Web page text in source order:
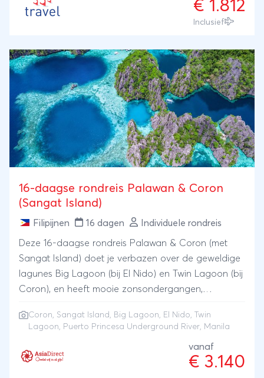
€ 1.812
Inclusief
16-daagse rondreis Palawan & Coron
(Sangat Island)
Filipijnen 16 dagen Individuele rondreis
Deze 16-daagse rondreis Palawan & Coron (met
Sangat Island) doet je verbazen over de geweldige
lagunes Big Lagoon (bij El Nido) en Twin Lagoon (bij
Coron), en heeft mooie zonsondergangen,
avondmarkten in Manila, zeesterren kijken, varen
River en -met wat geluk- snorkelen tussen
nemovissen en zeeschildpadden......Voor snorkel- en
Coron, Sangat Island, Big Lagoon, El Nido, Twin
Lagoon, Puerto Princesa Underground River, Manila
vanaf
€ 3.140